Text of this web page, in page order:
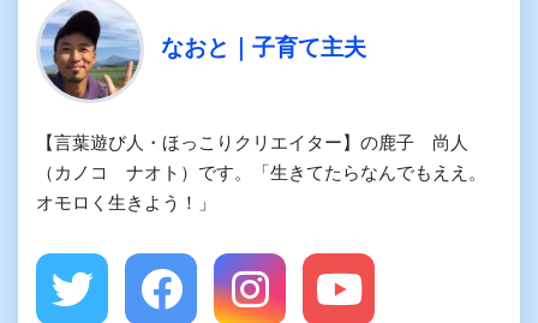
なおと｜子育て主夫
【言葉遊び人・ほっこりクリエイター】の鹿子 尚人
（カノコ ナオト）です。「生きてたらなんでもええ。
オモロく生きよう！」